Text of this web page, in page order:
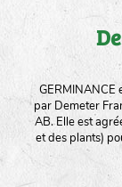
GERMINANCE
par Demeter
AB. Elle est
et des plants)